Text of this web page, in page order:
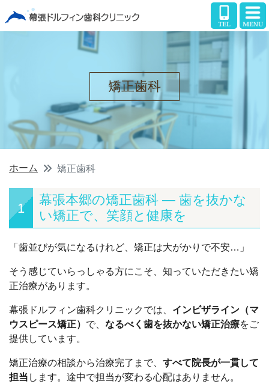
矯正歯科
ホーム 矯正歯科
1
幕張本郷の矯正歯科 — 歯を抜かな
い矯正で、笑顔と健康を
「歯並びが気になるけれど、矯正は大がかりで不安…」
そう感じていらっしゃる方にこそ、知っていただきたい矯
正治療があります。
幕張ドルフィン歯科クリニックでは、 インビザライン（マ
ウスピース矯正） で、 なるべく歯を抜かない矯正治療をご
提供しています。
矯正治療の相談から治療完了まで、 すべて院長が一貫して
担当 します。途中で担当が変わる心配はありません。